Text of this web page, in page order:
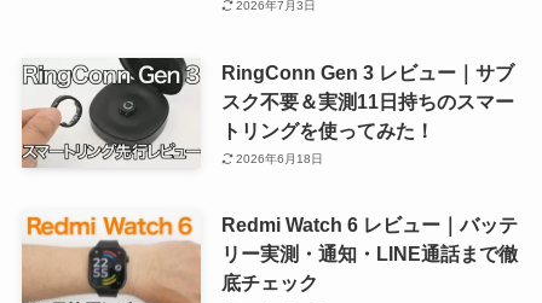
2026年7月3日
RingConn Gen 3 レビュー｜サブ
スク不要＆実測11日持ちのスマー
トリングを使ってみた！
2026年6月18日
Redmi Watch 6 レビュー｜バッテ
リー実測・通知・LINE通話まで徹
底チェック